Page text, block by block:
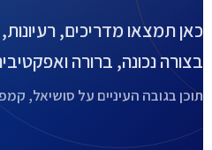
כאן תמצאו מדריכים,
בצורה נכונה, ברורה
תוכן בגובה העיניים על סושיאל,